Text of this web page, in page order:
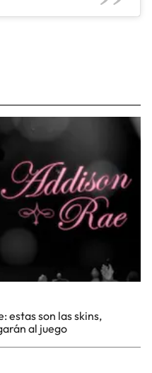
estas son las skins,
al juego